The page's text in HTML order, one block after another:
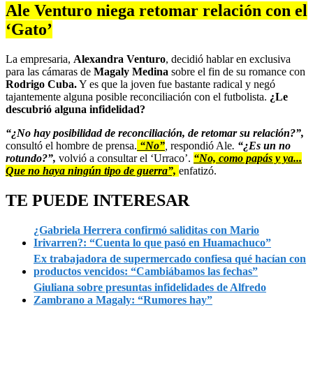
Ale Venturo niega retomar relación con el
‘Gato’
La empresaria, Alexandra Venturo, decidió hablar en exclusiva
para las cámaras de Magaly Medina sobre el fin de su romance con
Rodrigo Cuba.Y es que la joven fue bastante radical y negó
tajantemente alguna posible reconciliación con el futbolista. ¿Le
descubrió alguna infidelidad?
“¿No hay posibilidad de reconciliación, de retomar su relación?”,
consultó el hombre de prensa. “No” respondió Ale. “¿Es un no
rotundo?”, volvió a consultar el ‘Urraco’. “No, como papás y ya...
Que no haya ningún tipo de guerra”, enfatizó.
TE PUEDE INTERESAR
¿Gabriela Herrera confirmó saliditas con Mario
Irivarren?: “Cuenta lo que pasó en Huamachuco”
Ex trabajadora de supermercado confiesa qué hacían con
productos vencidos: “Cambiábamos las fechas”
Giuliana sobre presuntas infidelidades de Alfredo
Zambrano a Magaly: “Rumores hay”